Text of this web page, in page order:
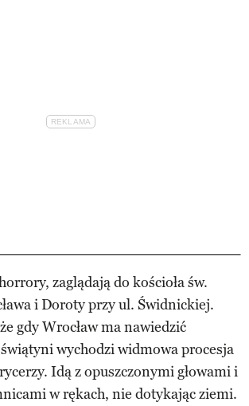
zaglądają do kościoła św.
i Doroty przy ul. Świdnickiej.
gdy Wrocław ma nawiedzić
świątyni wychodzi widmowa procesja
Idą z opuszczonymi głowami i
w rękach, nie dotykając ziemi.